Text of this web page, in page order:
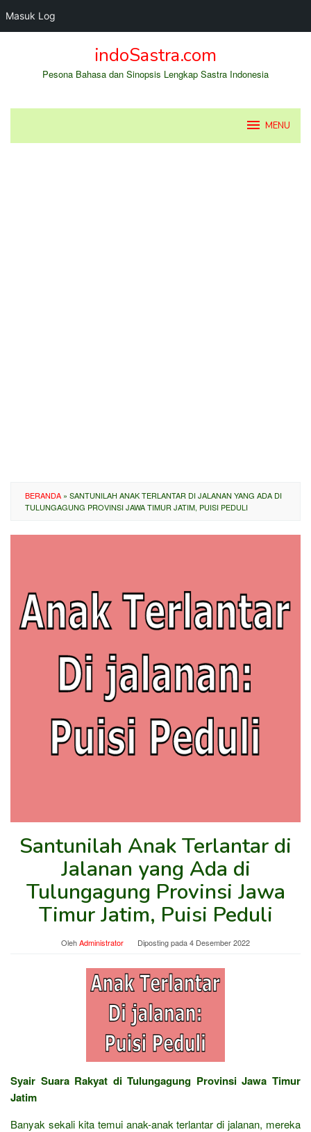
Masuk Log
indoSastra.com
Pesona Bahasa dan Sinopsis Lengkap Sastra Indonesia
MENU
BERANDA » SANTUNILAH ANAK TERLANTAR DI JALANAN YANG ADA DI
TULUNGAGUNG PROVINSI JAWA TIMUR JATIM, PUISI PEDULI
Santunilah Anak Terlantar di
Jalanan yang Ada di
Tulungagung Provinsi Jawa
Timur Jatim, Puisi Peduli
OlehAdministrator Diposting pada4 Desember 2022
Syair Suara Rakyat di Tulungagung Provinsi Jawa Timur
Jatim
Banyak sekali kita temui anak-anak terlantar di jalanan, mereka